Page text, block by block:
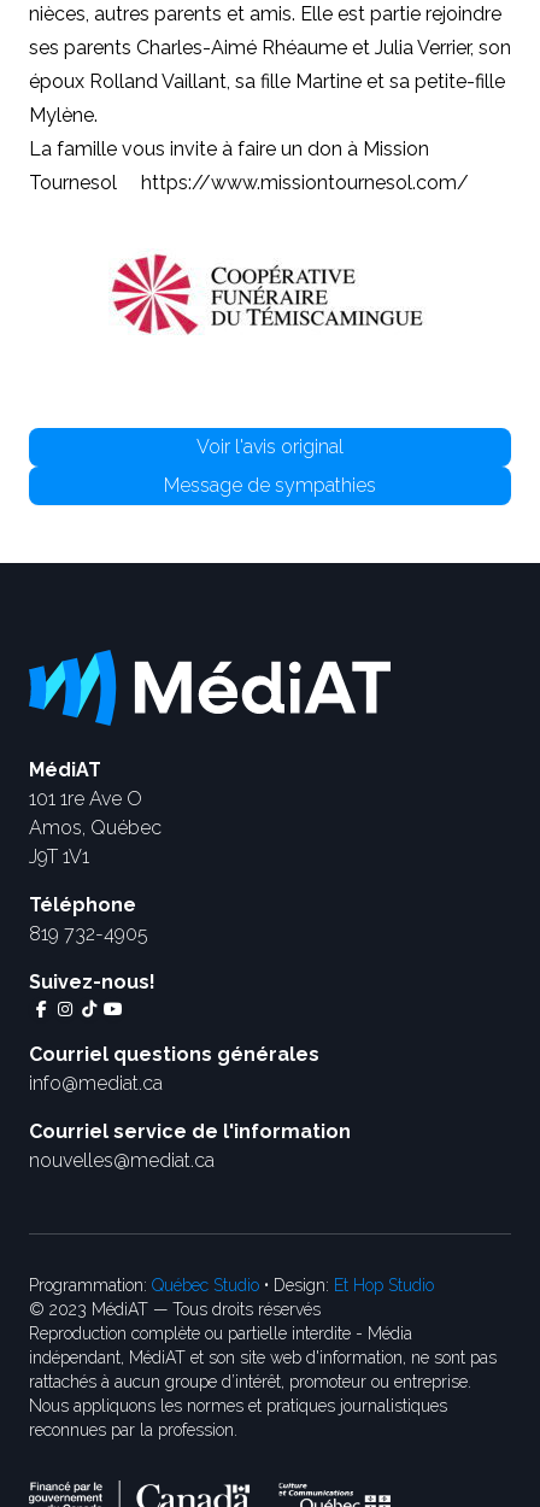
nièces, autres parents et amis. Elle est partie rejoindre
ses parents Charles-Aimé Rhéaume et Julia Verrier, son
époux Rolland Vaillant, sa fille Martine et sa petite-fille
Mylène.
La famille vous invite à faire un don à Mission
Tournesol https://www.missiontournesol.com/
Voir l'avis original
Message de sympathies
MédiAT
101 1re Ave O
Amos, Québec
J9T 1V1
Téléphone
819 732-4905
Suivez-nous!
Courriel questions générales
info@mediat.ca
Courriel service de l'information
nouvelles@mediat.ca
Programmation: Québec Studio • Design: Et Hop Studio
© 2023 MédiAT — Tous droits réservés
Reproduction complète ou partielle interdite - Média
indépendant, MédiAT et son site web d'information, ne sont pas
rattachés à aucun groupe d’intérêt, promoteur ou entreprise.
Nous appliquons les normes et pratiques journalistiques
reconnues par la profession.